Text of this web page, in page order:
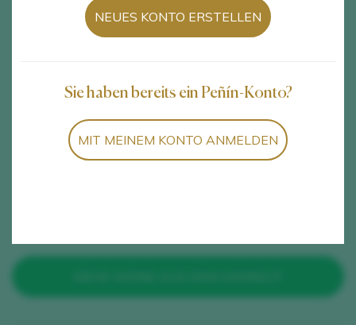
Saturdays, Sundays and
public holidays. By
Spanish, English
Besuch der Weinkellerei,
Besuch des Weinbergs,
Aktivitäten der Gruppe,
Ladengeschäft, Online-
NEUES KONTO ERSTELLEN
Sie haben bereits ein Peñín-Konto?
MIT MEINEM KONTO ANMELDEN